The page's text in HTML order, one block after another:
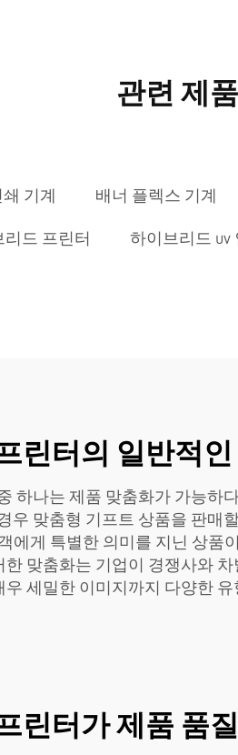
관련 제
기계 배너 플렉스 기계
리드 프린터 하이브리드 uv
린터의 일반적
하나는 제품 맞춤화가 가능
우 맞춤형 기프트 상품을 판매
에게 특별한 의미를 지닌 상
맞춤화는 기업이 경쟁사와
세밀한 이미지까지 다양한
린터가 제품 품